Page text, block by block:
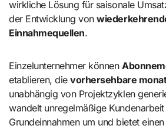
wirkliche Lösung für saisonale
der Entwicklung von
Einnahmequellen.
Einzelunternehmer können
etablieren, dievorhersehbare
unabhängig von Projektzyklen
wandelt unregelmäßige
Grundeinnahmen um und bietet